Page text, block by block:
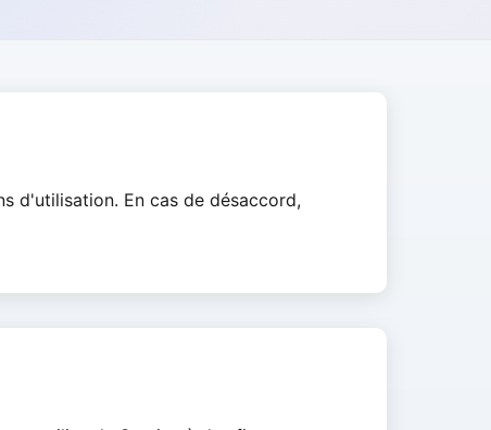
d'utilisation. En cas de désaccord,